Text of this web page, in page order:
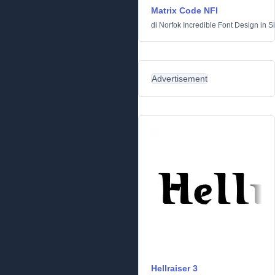
Matrix Code NFI
di Norfok Incredible Font Design in
Advertisement
Hellraiser 3